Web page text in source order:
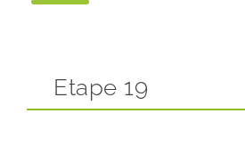
Etape 19